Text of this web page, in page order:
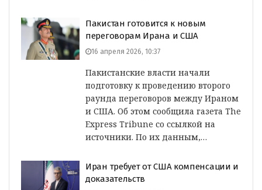
Пакистан готовится к новым
переговорам Ирана и США
16 апреля 2026, 10:37
Пакистанские власти начали
подготовку к проведению второго
раунда переговоров между Ираном
и США. Об этом сообщила газета The
Express Tribune со ссылкой на
источники. По их данным,…
Иран требует от США компенсации и
доказательств